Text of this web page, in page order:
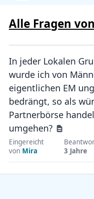
Alle Fragen von
In jeder Lokalen
wurde ich von
eigentlichen EM
bedrängt, so als
Partnerbörse
umgehen?
Eingereicht
von Mira
3 Jahre